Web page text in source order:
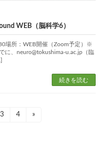
WEB（脳科学6）
場所：WEB開催（Zoom予定）※
に、neuro@tokushima-u.ac.jp（臨
続きを読む
固
3
固
4 »